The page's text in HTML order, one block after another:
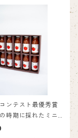
コンテスト最優秀賞
時期に採れたミニ
％ジュース（180